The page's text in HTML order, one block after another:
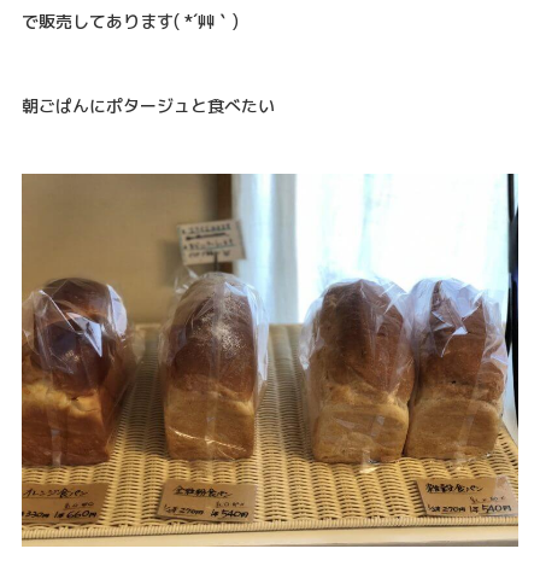
で販売してあります( *´艸｀)
朝ごぱんにポタージュと食べたい